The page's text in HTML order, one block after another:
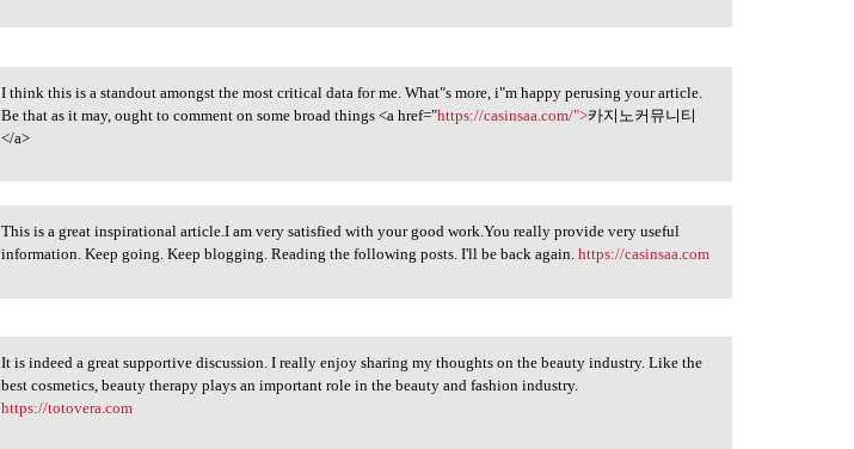
I think this is a standout
I think this is a standout amongst the most critical data for me. What"s more, i"m happy perusing your article.
Be that as it may, ought to comment on some broad things <a href="https://casinsaa.com/">카지노커뮤니티
</a>
This is a great inspirational
This is a great inspirational article.I am very satisfied with your good work.You really provide very useful
information. Keep going. Keep blogging. Reading the following posts. I'll be back again.https://casinsaa.com
It is indeed a great
It is indeed a great supportive discussion. I really enjoy sharing my thoughts on the beauty industry. Like the
best cosmetics, beauty therapy plays an important role in the beauty and fashion industry.
https://totovera.com